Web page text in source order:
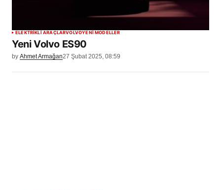
ELEKTRİKLİ ARAÇLARVOLVOYENİ MODELLER
Yeni Volvo ES90
by Ahmet Armağan27 Şubat 2025, 08:59